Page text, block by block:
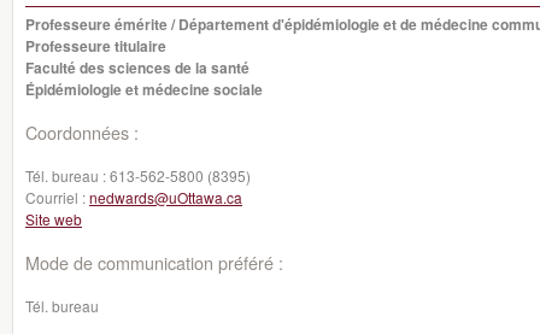
Professeure émérite / Département d'épidémiologie et de médecine
Professeure titulaire
Faculté des sciences de la santé
Épidémiologie et médecine sociale
Coordonnées :
Tél. bureau :613-562-5800 (8395)
Courriel :nedwards@uOttawa.ca
Site web
Mode de communication préféré :
Tél. bureau